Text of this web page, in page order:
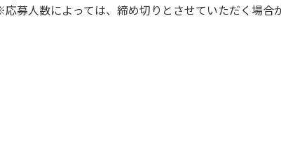
募人数によっては、締め切りとさせていただく場合